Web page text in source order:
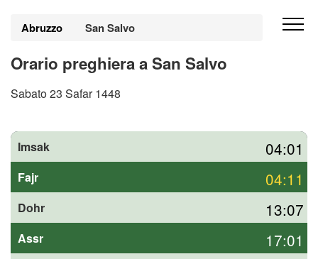
Abruzzo San Salvo
Orario preghiera a San Salvo
Sabato 23 Safar 1448
Imsak 04:01
Fajr 04:11
Dohr 13:07
Assr 17:01